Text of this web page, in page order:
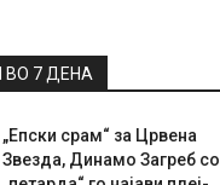
ВО 7 ДЕНА
„Епски срам“ за Црвена
Звезда, Динамо Загреб со